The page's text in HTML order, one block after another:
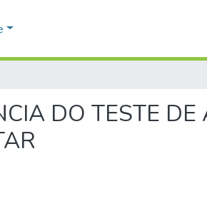
DO TESTE